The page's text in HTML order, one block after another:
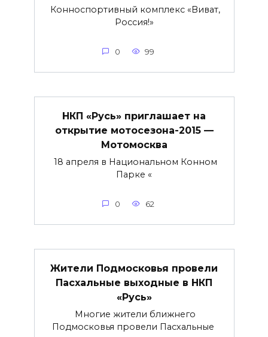
Конноспортивный комплекс «Виват,
Россия!»
0 99
НКП «Русь» приглашает на
открытие мотосезона-2015 —
Мотомосква
18 апреля в Национальном Конном
Парке «
0 62
Жители Подмосковья провели
Пасхальные выходные в НКП
«Русь»
Многие жители ближнего
Подмосковья провели Пасхальные